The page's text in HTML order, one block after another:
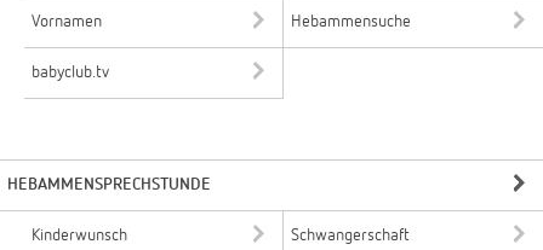
Vornamen Hebammensuche
babyclub.tv
HEBAMMENSPRECHSTUNDE
Kinderwunsch Schwangerschaft